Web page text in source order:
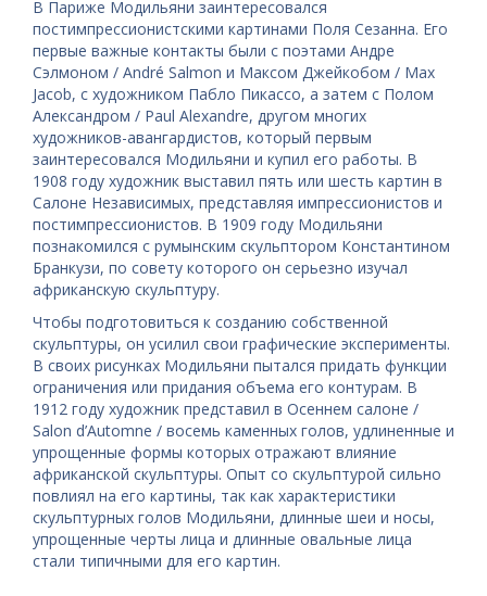
В Париже Модильяни заинтересовался
постимпрессионистскими картинами Поля Сезанна. Его
первые важные контакты были с поэтами Андре
Сэлмоном / André Salmon и Максом Джейкобом / Max
Jacob, с художником Пабло Пикассо, а затем с Полом
Александром / Paul Alexandre, другом многих
художников-авангардистов, который первым
заинтересовался Модильяни и купил его работы. В
1908 году художник выставил пять или шесть картин в
Салоне Независимых, представляя импрессионистов и
постимпрессионистов. В 1909 году Модильяни
познакомился с румынским скульптором Константином
Бранкузи, по совету которого он серьезно изучал
африканскую скульптуру.
Чтобы подготовиться к созданию собственной
скульптуры, он усилил свои графические эксперименты.
В своих рисунках Модильяни пытался придать функции
ограничения или придания объема его контурам. В
1912 году художник представил в Осеннем салоне /
Salon d’Automne / восемь каменных голов, удлиненные и
упрощенные формы которых отражают влияние
африканской скульптуры. Опыт со скульптурой сильно
повлиял на его картины, так как характеристики
скульптурных голов Модильяни, длинные шеи и носы,
упрощенные черты лица и длинные овальные лица
стали типичными для его картин.